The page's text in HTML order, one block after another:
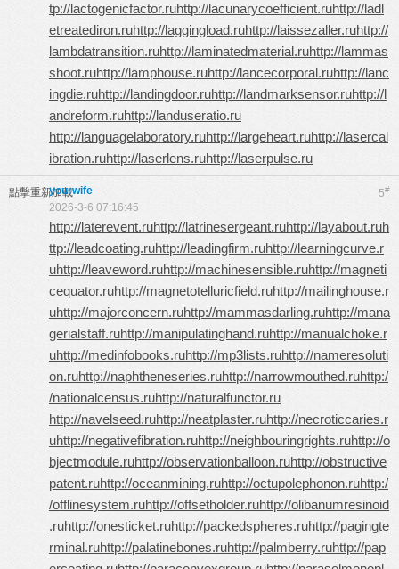
tp://lactogenicfactor.ruhttp://lacunarycoefficient.ruhttp://ladl
etreatediron.ruhttp://laggingload.ruhttp://laissezaller.ruhttp://
lambdatransition.ruhttp://laminatedmaterial.ruhttp://lammas
shoot.ruhttp://lamphouse.ruhttp://lancecorporal.ruhttp://lanc
ingdie.ruhttp://landingdoor.ruhttp://landmarksensor.ruhttp://l
andreform.ruhttp://landuseratio.ru
http://languagelaboratory.ruhttp://largeheart.ruhttp://lasercal
ibration.ruhttp://laserlens.ruhttp://laserpulse.ru
點擊重新加載 5#
yourwife
2026-3-6 07:16:45
http://laterevent.ruhttp://latrinesergeant.ruhttp://layabout.ruh
ttp://leadcoating.ruhttp://leadingfirm.ruhttp://learningcurve.r
uhttp://leaveword.ruhttp://machinesensible.ruhttp://magneti
cequator.ruhttp://magnetotelluricfield.ruhttp://mailinghouse.r
uhttp://majorconcern.ruhttp://mammasdarling.ruhttp://mana
gerialstaff.ruhttp://manipulatinghand.ruhttp://manualchoke.r
uhttp://medinfobooks.ruhttp://mp3lists.ruhttp://nameresoluti
on.ruhttp://naphtheneseries.ruhttp://narrowmouthed.ruhttp:/
/nationalcensus.ruhttp://naturalfunctor.ru
http://navelseed.ruhttp://neatplaster.ruhttp://necroticcaries.r
uhttp://negativefibration.ruhttp://neighbouringrights.ruhttp://o
bjectmodule.ruhttp://observationballoon.ruhttp://obstructive
patent.ruhttp://oceanmining.ruhttp://octupolephonon.ruhttp:/
/offlinesystem.ruhttp://offsetholder.ruhttp://olibanumresinoid
.ruhttp://onesticket.ruhttp://packedspheres.ruhttp://pagingte
rminal.ruhttp://palatinebones.ruhttp://palmberry.ruhttp://pap